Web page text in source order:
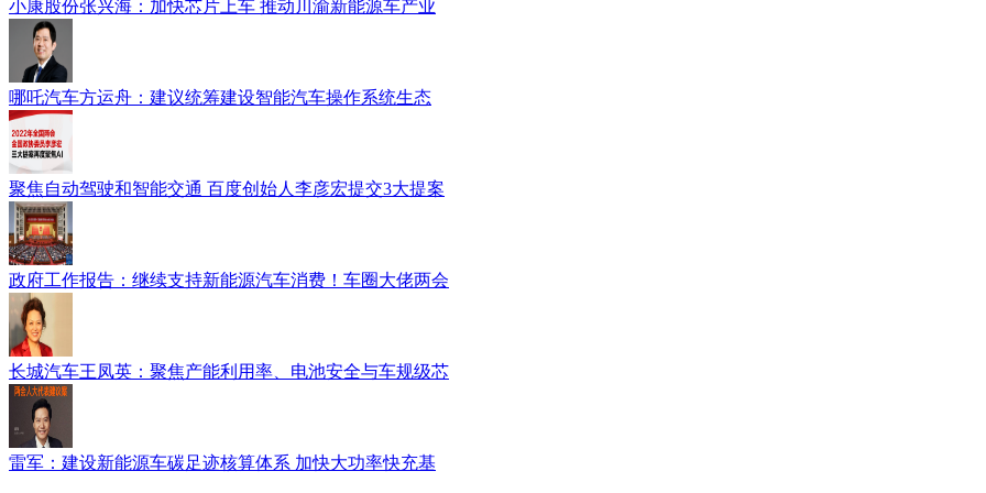
小康股份张兴海：加快芯片上车 推动川渝新能源车产业
哪吒汽车方运舟：建议统筹建设智能汽车操作系统生态
聚焦自动驾驶和智能交通 百度创始人李彦宏提交3大提案
政府工作报告：继续支持新能源汽车消费！车圈大佬两会
长城汽车王凤英：聚焦产能利用率、电池安全与车规级芯
雷军：建设新能源车碳足迹核算体系 加快大功率快充基